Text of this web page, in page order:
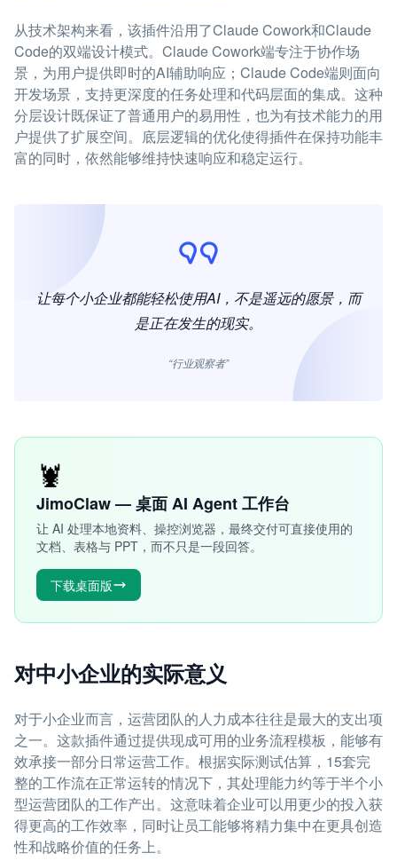
从技术架构来看，该插件沿用了Claude Cowork和Claude
Code的双端设计模式。Claude Cowork端专注于协作场
景，为用户提供即时的AI辅助响应；Claude Code端则面向
开发场景，支持更深度的任务处理和代码层面的集成。这种
分层设计既保证了普通用户的易用性，也为有技术能力的用
户提供了扩展空间。底层逻辑的优化使得插件在保持功能丰
富的同时，依然能够维持快速响应和稳定运行。
让每个小企业都能轻松使用AI，不是遥远的愿景，而
是正在发生的现实。
“行业观察者”
🦞
JimoClaw — 桌面 AI Agent 工作台
让 AI 处理本地资料、操控浏览器，最终交付可直接使用的
文档、表格与 PPT，而不只是一段回答。
下载桌面版
对中小企业的实际意义
对于小企业而言，运营团队的人力成本往往是最大的支出项
之一。这款插件通过提供现成可用的业务流程模板，能够有
效承接一部分日常运营工作。根据实际测试估算，15套完
整的工作流在正常运转的情况下，其处理能力约等于半个小
型运营团队的工作产出。这意味着企业可以用更少的投入获
得更高的工作效率，同时让员工能够将精力集中在更具创造
性和战略价值的任务上。